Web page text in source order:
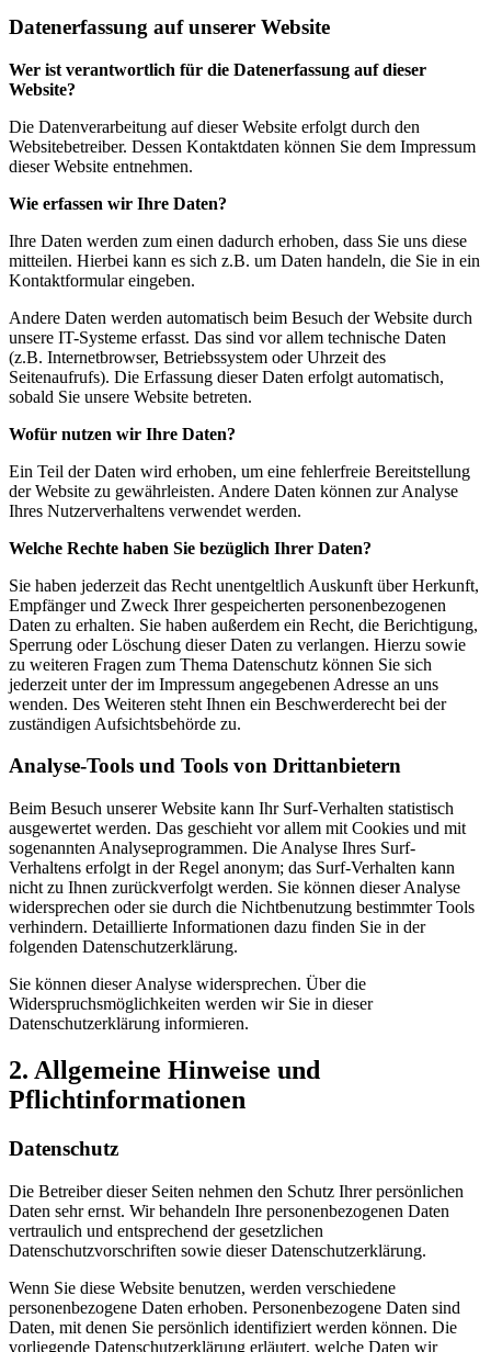
Datenerfassung auf unserer Website
Wer ist verantwortlich für die Datenerfassung auf dieser
Website?
Die Datenverarbeitung auf dieser Website erfolgt durch den
Websitebetreiber. Dessen Kontaktdaten können Sie dem Impressum
dieser Website entnehmen.
Wie erfassen wir Ihre Daten?
Ihre Daten werden zum einen dadurch erhoben, dass Sie uns diese
mitteilen. Hierbei kann es sich z.B. um Daten handeln, die Sie in ein
Kontaktformular eingeben.
Andere Daten werden automatisch beim Besuch der Website durch
unsere IT-Systeme erfasst. Das sind vor allem technische Daten
(z.B. Internetbrowser, Betriebssystem oder Uhrzeit des
Seitenaufrufs). Die Erfassung dieser Daten erfolgt automatisch,
sobald Sie unsere Website betreten.
Wofür nutzen wir Ihre Daten?
Ein Teil der Daten wird erhoben, um eine fehlerfreie Bereitstellung
der Website zu gewährleisten. Andere Daten können zur Analyse
Ihres Nutzerverhaltens verwendet werden.
Welche Rechte haben Sie bezüglich Ihrer Daten?
Sie haben jederzeit das Recht unentgeltlich Auskunft über Herkunft,
Empfänger und Zweck Ihrer gespeicherten personenbezogenen
Daten zu erhalten. Sie haben außerdem ein Recht, die Berichtigung,
Sperrung oder Löschung dieser Daten zu verlangen. Hierzu sowie
zu weiteren Fragen zum Thema Datenschutz können Sie sich
jederzeit unter der im Impressum angegebenen Adresse an uns
wenden. Des Weiteren steht Ihnen ein Beschwerderecht bei der
zuständigen Aufsichtsbehörde zu.
Analyse-Tools und Tools von Drittanbietern
Beim Besuch unserer Website kann Ihr Surf-Verhalten statistisch
ausgewertet werden. Das geschieht vor allem mit Cookies und mit
sogenannten Analyseprogrammen. Die Analyse Ihres Surf-
Verhaltens erfolgt in der Regel anonym; das Surf-Verhalten kann
nicht zu Ihnen zurückverfolgt werden. Sie können dieser Analyse
widersprechen oder sie durch die Nichtbenutzung bestimmter Tools
verhindern. Detaillierte Informationen dazu finden Sie in der
folgenden Datenschutzerklärung.
Sie können dieser Analyse widersprechen. Über die
Widerspruchsmöglichkeiten werden wir Sie in dieser
Datenschutzerklärung informieren.
2. Allgemeine Hinweise und
Pflichtinformationen
Datenschutz
Die Betreiber dieser Seiten nehmen den Schutz Ihrer persönlichen
Daten sehr ernst. Wir behandeln Ihre personenbezogenen Daten
vertraulich und entsprechend der gesetzlichen
Datenschutzvorschriften sowie dieser Datenschutzerklärung.
Wenn Sie diese Website benutzen, werden verschiedene
personenbezogene Daten erhoben. Personenbezogene Daten sind
Daten, mit denen Sie persönlich identifiziert werden können. Die
vorliegende Datenschutzerklärung erläutert, welche Daten wir